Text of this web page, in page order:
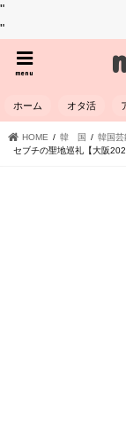
"
"
menu
ホーム オタ活
HOME 韓 国 韓国芸
セブチの聖地巡礼【大阪